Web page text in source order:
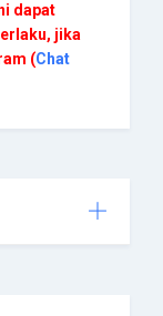
dapat
jika
(Chat